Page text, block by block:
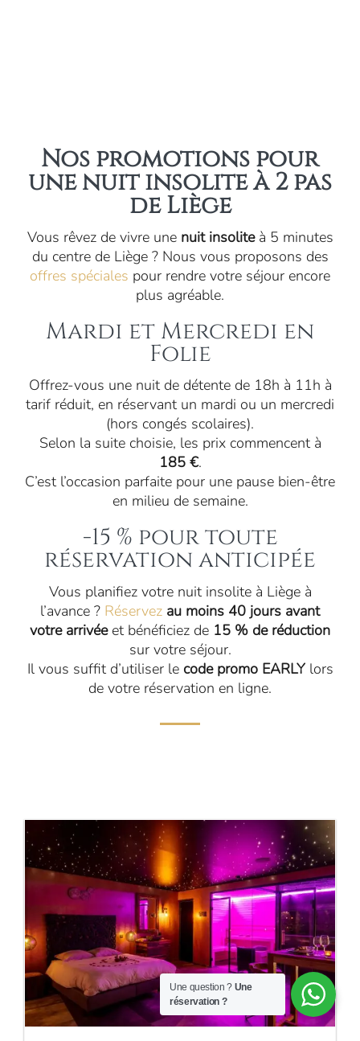
Nos promotions pour
une nuit insolite à 2 pas
de Liège
Vous rêvez de vivre une nuit insoliteà 5 minutes
du centre de Liège ? Nous vous proposons des
offres spéciales pour rendre votre séjour encore
plus agréable.
Mardi et Mercredi en
Folie
Offrez-vous une nuit de détente de 18h à 11h à
tarif réduit, en réservant un mardi ou un mercredi
(hors congés scolaires).
Selon la suite choisie, les prix commencent à
185 €.
C’est l’occasion parfaite pour une pause bien-être
en milieu de semaine.
-15 % pour toute
réservation anticipée
Vous planifiez votre nuit insolite à Liège à
l’avance ? Réservez au moins 40 jours avant
votre arrivéeet bénéficiez de 15 % de réduction
sur votre séjour.
Il vous suffit d’utiliser le code promo EARLYlors
de votre réservation en ligne.
SÉJOUR LAST MINUTE
-10%
Une question ? Une
réservation ?